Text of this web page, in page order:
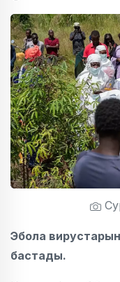
Эбола
бастады.